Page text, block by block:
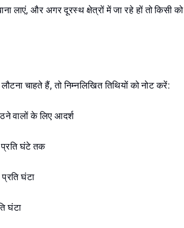
लाएं, और अगर दूरस्थ क्षेत्रों में जा रहे हों तो किसी
चाहते हैं, तो निम्नलिखित तिथियों को नोट करें:
वालों के लिए आदर्श
घंटे तक
घंटा
घंटा